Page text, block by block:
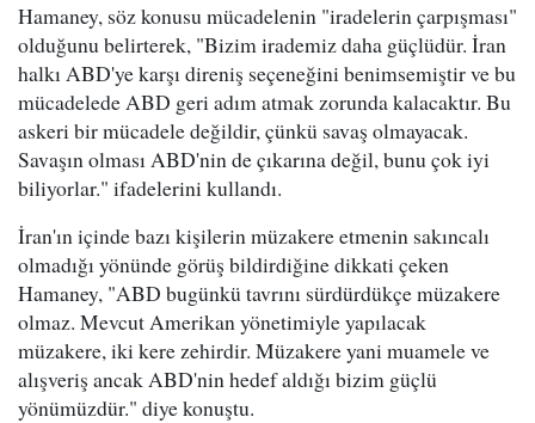
Hamaney, söz konusu mücadelenin "iradelerin çarpışması"
olduğunu belirterek, "Bizim irademiz daha güçlüdür. İran
halkı ABD'ye karşı direniş seçeneğini benimsemiştir ve bu
mücadelede ABD geri adım atmak zorunda kalacaktır. Bu
askeri bir mücadele değildir, çünkü savaş olmayacak.
Savaşın olması ABD'nin de çıkarına değil, bunu çok iyi
biliyorlar." ifadelerini kullandı.
İran'ın içinde bazı kişilerin müzakere etmenin sakıncalı
olmadığı yönünde görüş bildirdiğine dikkati çeken
Hamaney, "ABD bugünkü tavrını sürdürdükçe müzakere
olmaz. Mevcut Amerikan yönetimiyle yapılacak
müzakere, iki kere zehirdir. Müzakere yani muamele ve
alışveriş ancak ABD'nin hedef aldığı bizim güçlü
yönümüzdür." diye konuştu.